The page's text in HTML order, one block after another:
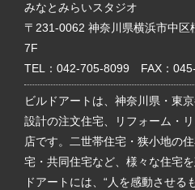
みなとみらいスタジオ
〒231-0062 神奈川県横浜市中区
7F
TEL： 042-705-8099 FAX：
ビルドアートは、神奈川県・東
設計の注文住宅、リフォーム・
店です。二世帯住宅・狭小地の
宅・共同住宅など、様々な住宅
ドアートには、“人を感動させる